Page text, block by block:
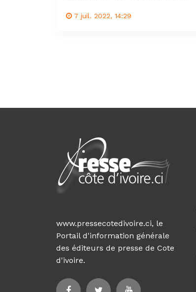
7 juil. 2022, 14:29
www.pressecotedivoire.ci, le
Portail d'information générale
des éditeurs de presse de Cote
d'ivoire.